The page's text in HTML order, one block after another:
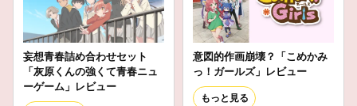
妄想青春詰め合わせセット
「灰原くんの強くて青春ニュ
ーゲーム」レビュー
意図的作画崩壊？「こめかみ
っ！ガールズ」レビュー
もっと見る